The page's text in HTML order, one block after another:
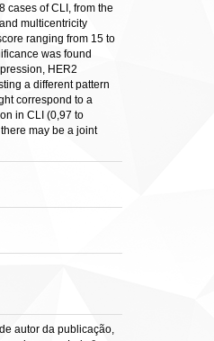
cases of CLI, from the
multicentricity
ranging from 15 to
was found
HER2
a different pattern
correspond to a
in CLI (0,97 to
may be a joint
autor da publicação,